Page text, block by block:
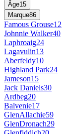
Âge15
Marque86
Famous Grouse12
Johnnie Walker40
Laphroaig24
Lagavulin13
Aberfeldy10
Highland Park24
Jameson15
Jack Daniels30
Ardbeg20
Balvenie17
GlenAllachie59
GlenDronach29